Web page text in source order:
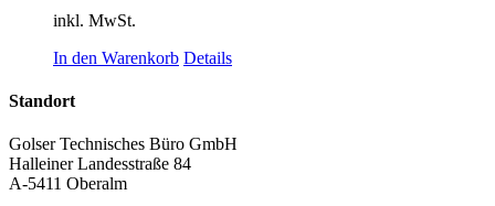
inkl. MwSt.
In den Warenkorb Details
Standort
Golser Technisches Büro GmbH
Halleiner Landesstraße 84
A-5411 Oberalm